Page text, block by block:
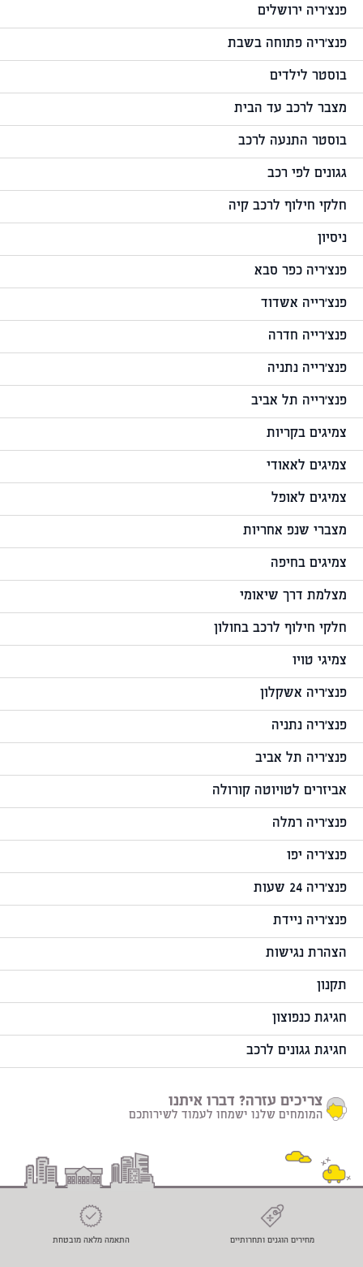
פנצ'ריה ירושלים
פנצ'ריה פתוחה בשבת
בוסטר לילדים
מצבר לרכב עד הבית
בוסטר התנעה לרכב
גגונים לפי רכב
חלקי חילוף לרכב קיה
ניסיון
פנצ'ריה כפר סבא
פנצ'רייה אשדוד
פנצ'רייה חדרה
פנצ'רייה נתניה
פנצ'רייה תל אביב
צמיגים בקריות
צמיגים לאאודי
צמיגים לאופל
מצברי שנפ אחריות
צמיגים בחיפה
מצלמת דרך שיאומי
חלקי חילוף לרכב בחולון
צמיגי טויו
פנצ'ריה אשקלון
פנצ'ריה נתניה
פנצ'ריה תל אביב
אביזרים לטויוטה קורולה
פנצ'ריה רמלה
פנצ'ריה יפו
פנצ'ריה 24 שעות
פנצ'ריה ניידת
הצהרת נגישות
תקנון
חגיגת כנפוצון
חגיגת גגונים לרכב
צריכים עזרה? דברו איתנו
המומחים שלנו ישמחו לעמוד לשירותכם
מחירים הוגנים ותחרותיים התאמה מלאה מובטחת